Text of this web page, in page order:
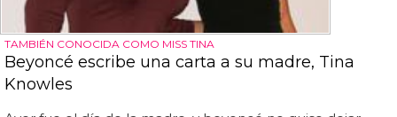
TAMBIÉN CONOCIDA COMO MISS TINA
Beyoncé escribe una carta a su madre, Tina
Knowles